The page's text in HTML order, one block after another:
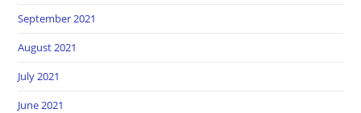
September 2021
August 2021
July 2021
June 2021